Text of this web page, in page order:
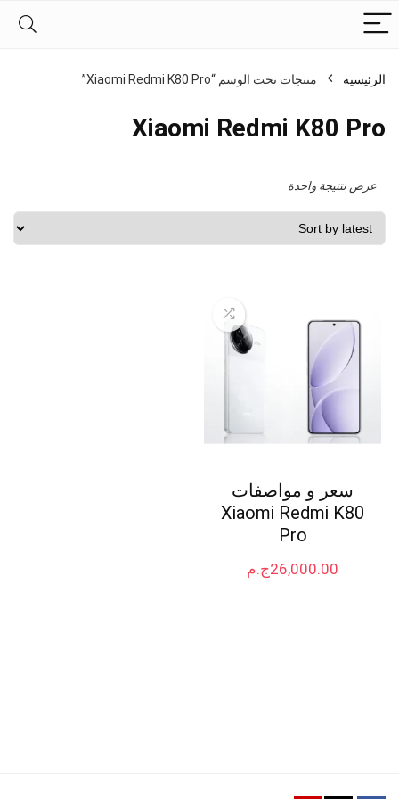
الرئيسية منتجات تحت الوسم “Xiaomi Redmi K80 Pro”
Xiaomi Redmi K80 Pro
عرض نتتيجة واحدة
سعر و مواصفات
Xiaomi Redmi K80
Pro
ج.م26,000.00